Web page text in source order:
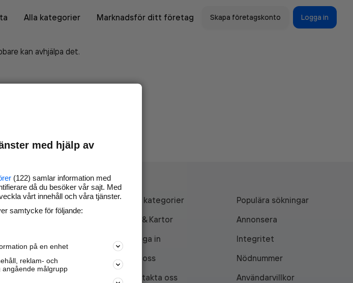
Alla kategorier Marknadsför ditt företag Skapa företagskonto Logga in
kan avhjälpa det.
företaget på
kunder och
nära dig.
mer här
Alla kategorier
Populära sökningar
API & Kartor
Annonsera
Logga in
Integritet
Om oss
Nödnummer
Kontakta oss
Användarvillkor
med hjälp av
(122) samlar information med
då du besöker vår sajt. Med
vårt innehåll och våra tjänster.
samtycke för följande:
på en enhet
reklam- och
angående målgrupp